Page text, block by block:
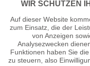
ARD-Hauptstadtstudio in
Kinder hat. Ist nicht
Julie Kurz Wiki, Herkunft,
n.n.v. - Die offizielle Julie